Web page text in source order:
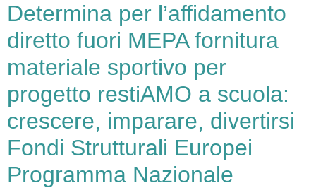
Determina per l’affidamento
diretto fuori MEPA fornitura
materiale sportivo per
progetto restiAMO a scuola:
crescere, imparare, divertirsi
Fondi Strutturali Europei
Programma Nazionale